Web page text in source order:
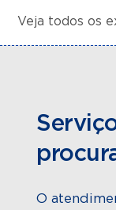
Veja todos os
O